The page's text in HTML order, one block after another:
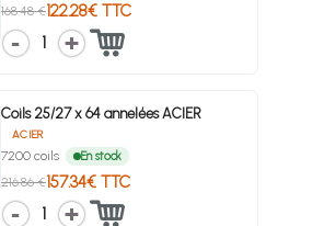
168.48 €122.28€ TTC
1
Coils 25/27 x 64 annelées ACIER
ACIER
7200 coils En stock
216.86 €157.34€ TTC
1